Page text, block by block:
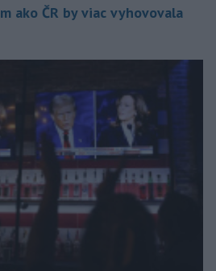
ako ČR by viac vyhovovala